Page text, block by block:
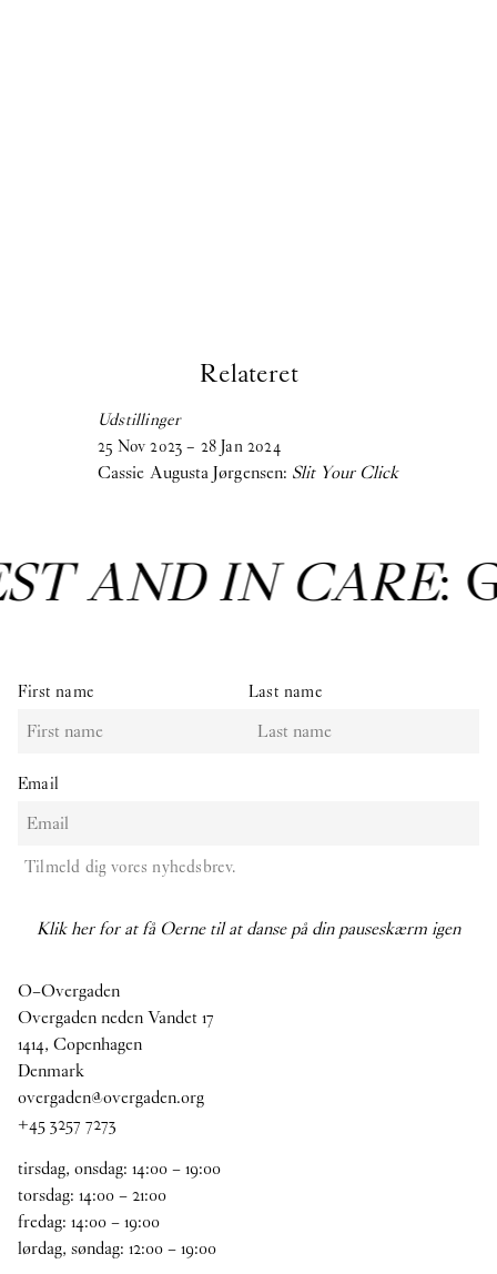
Relateret
Udstillinger
25 Nov 2023 – 28 Jan 2024
Cassie Augusta Jørgensen: Slit Your Click
AND IN CARE:
First name Last name
Email
Tilmeld dig vores nyhedsbrev.
Klik her for at få Oerne til at danse på din pauseskærm igen
O–Overgaden
Overgaden neden Vandet 17
1414, Copenhagen
Denmark
overgaden@overgaden.org
+45 3257 7273
tirsdag, onsdag: 14:00–19:00
torsdag: 14:00–21:00
fredag: 14:00–19:00
lørdag, søndag: 12:00–19:00